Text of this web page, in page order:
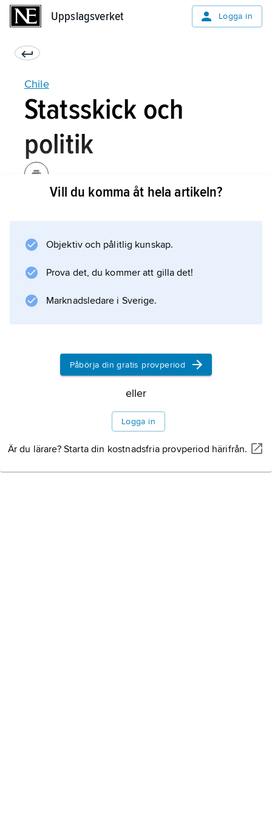
Uppslagsverket Logga in
Chile
Statsskick och
politik
Politik
Information om artikeln
Vill du komma åt hela artikeln?
Objektiv och pålitlig kunskap.
Prova det, du kommer att gilla det!
Marknadsledare i Sverige.
Påbörja din gratis provperiod
eller
Logga in
Är du lärare? Starta din kostnadsfria provperiod härifrån.